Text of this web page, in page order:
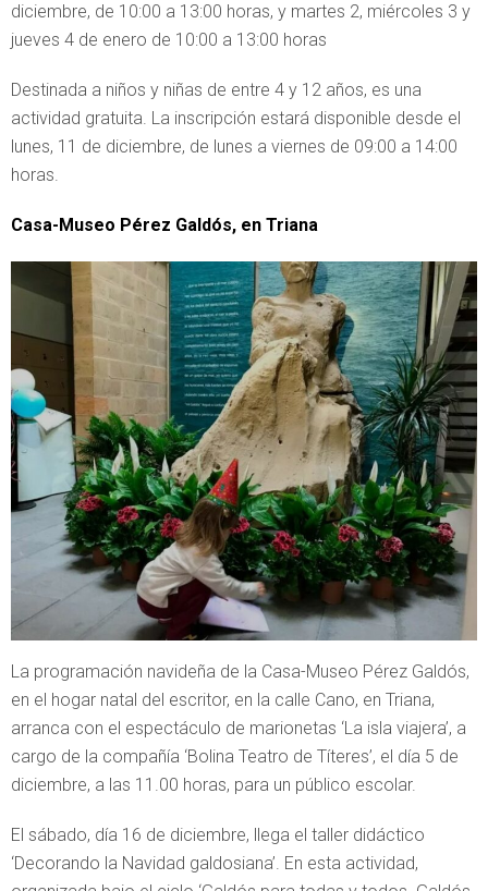
diciembre, de 10:00 a 13:00 horas, y martes 2, miércoles 3 y
jueves 4 de enero de 10:00 a 13:00 horas
Destinada a niños y niñas de entre 4 y 12 años, es una
actividad gratuita. La inscripción estará disponible desde el
lunes, 11 de diciembre, de lunes a viernes de 09:00 a 14:00
horas.
Casa-Museo Pérez Galdós, en Triana
La programación navideña de la Casa-Museo Pérez Galdós,
en el hogar natal del escritor, en la calle Cano, en Triana,
arranca con el espectáculo de marionetas ‘La isla viajera’, a
cargo de la compañía ‘Bolina Teatro de Títeres’, el día 5 de
diciembre, a las 11.00 horas, para un público escolar.
El sábado, día 16 de diciembre, llega el taller didáctico
‘Decorando la Navidad galdosiana’. En esta actividad,